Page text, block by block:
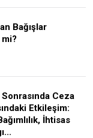
Bağışlar
Ceza
Etkileşim:
İhtisas